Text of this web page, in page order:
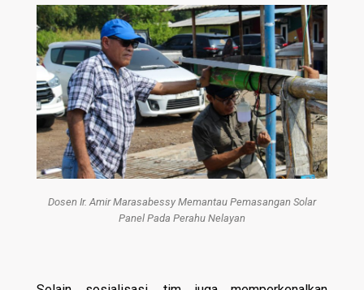
Dosen Ir. Amir Marasabessy Memantau Pemasangan Solar
Panel Pada Perahu Nelayan